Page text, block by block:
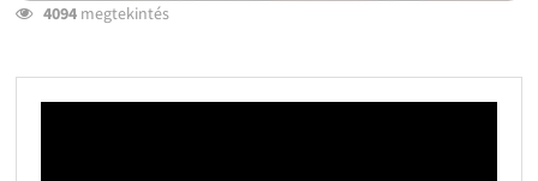
4094megtekintés